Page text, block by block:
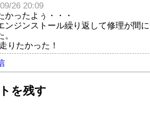
26 20:09
かったよぅ・・・
ンジンストール繰り返して修理が間
りたかった！
を残す